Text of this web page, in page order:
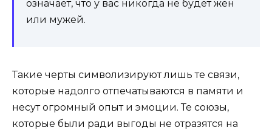
означает, что у вас никогда не будет жен
или мужей.
Такие черты символизируют лишь те связи,
которые надолго отпечатываются в памяти и
несут огромный опыт и эмоции. Те союзы,
которые были ради выгоды не отразятся на